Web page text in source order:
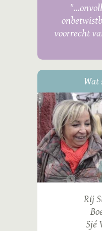
voorrecht
Wat
Rij
Sjé